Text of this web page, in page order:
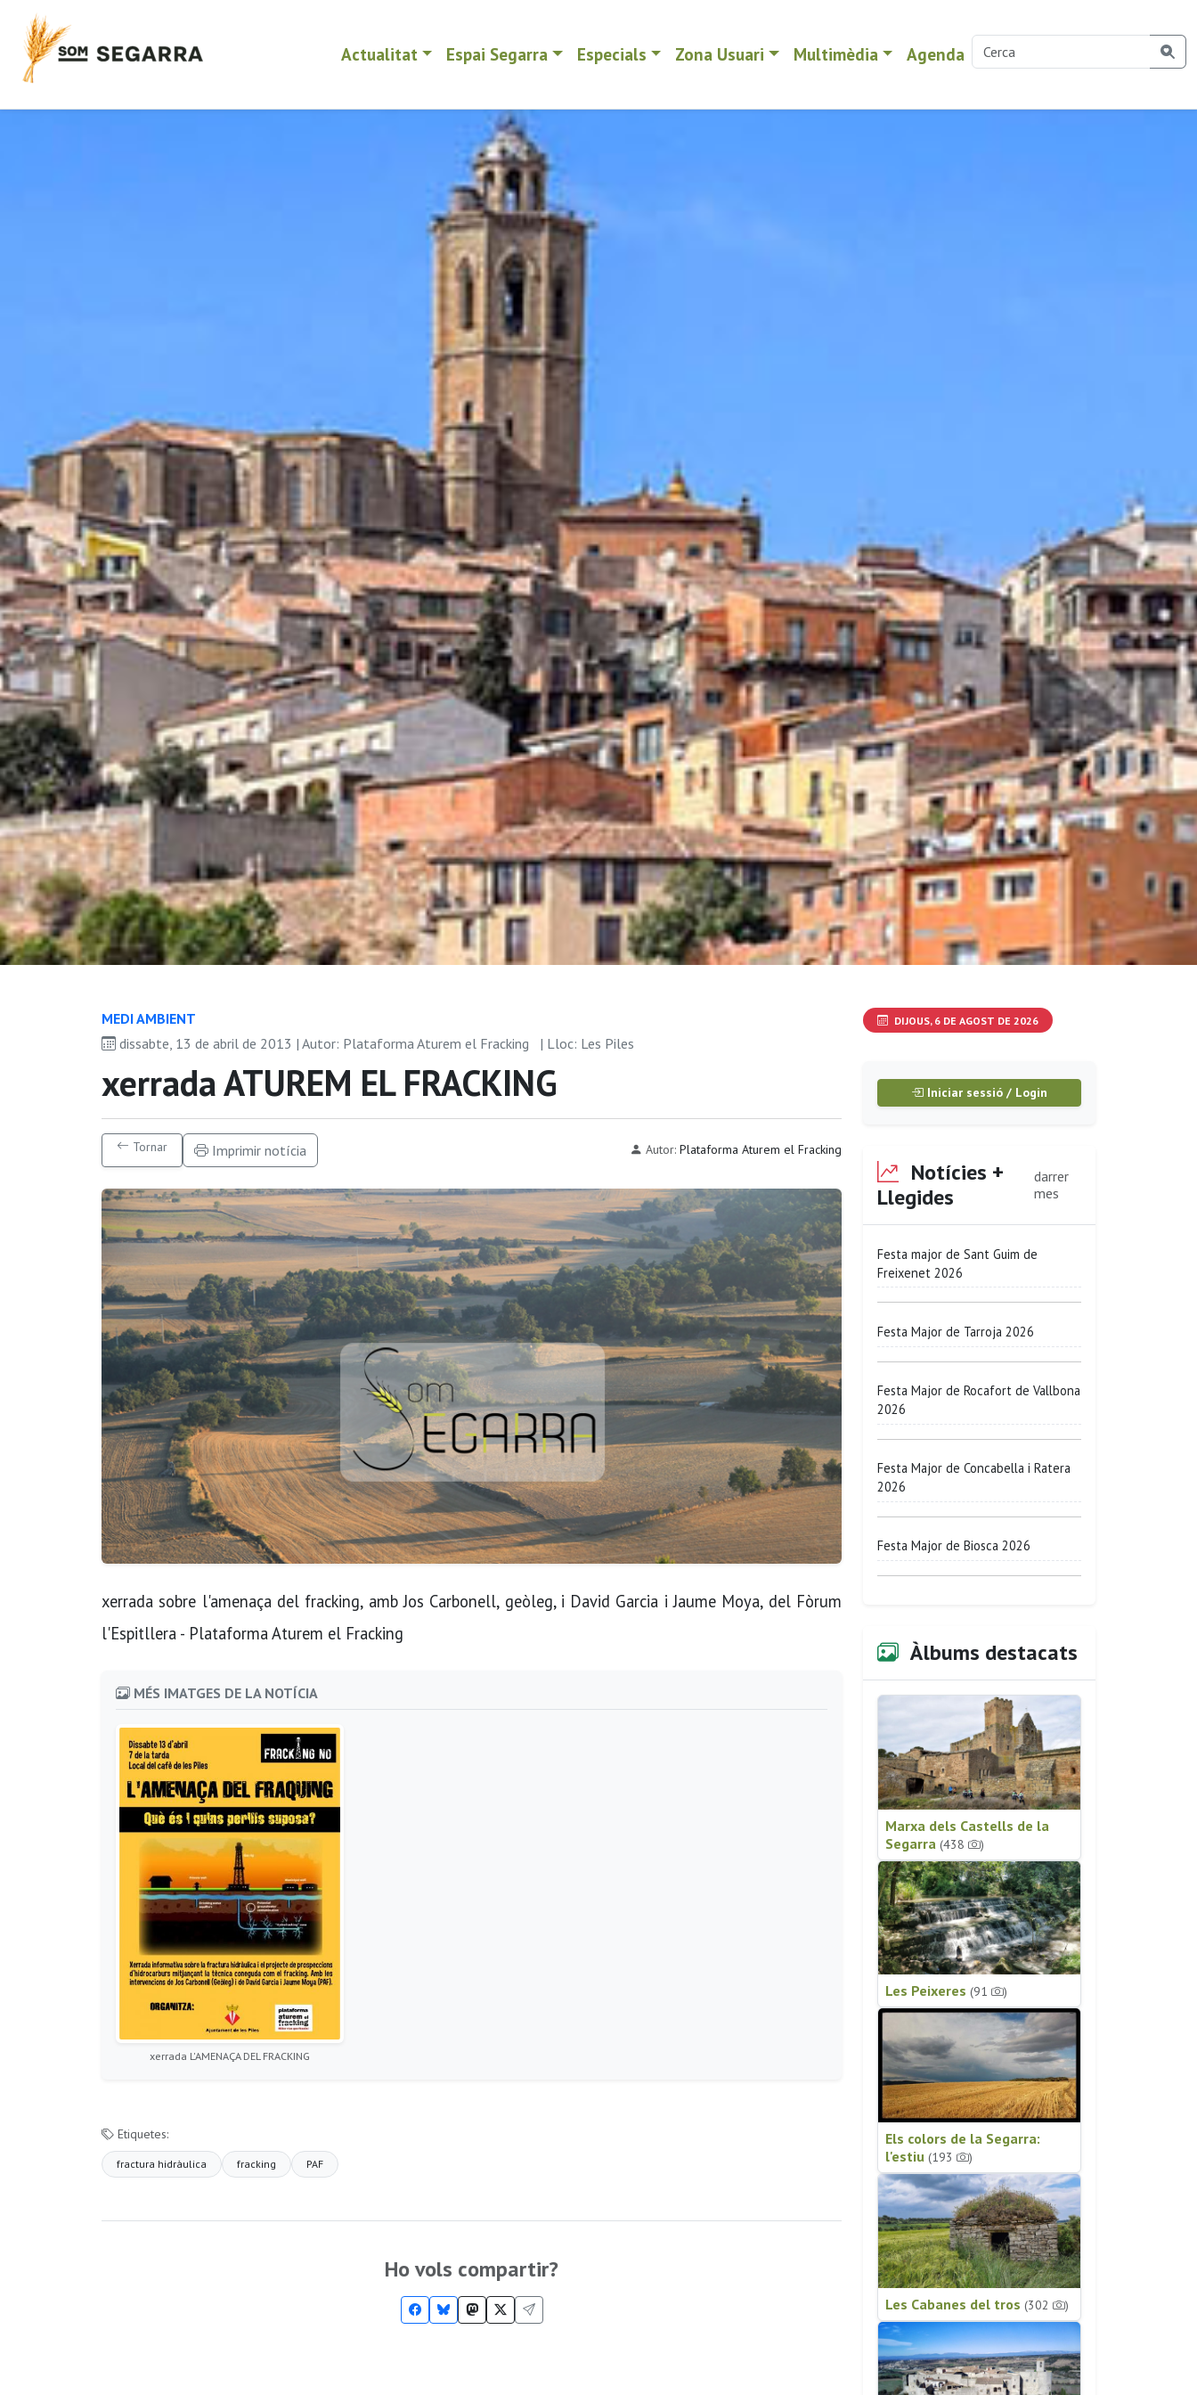
Actualitat Espai Segarra Especials Zona Usuari Multimèdia Agenda
MEDI AMBIENT
dissabte, 13 de abril de 2013 | Autor: Plataforma Aturem el Fracking
| Lloc: Les Piles
xerrada ATUREM EL FRACKING
Tornar Imprimir notícia Autor: Plataforma Aturem el Fracking
xerrada sobre l'amenaça del fracking, amb Jos Carbonell, geòleg, i David Garcia i Jaume Moya, del Fòrum
l'Espitllera - Plataforma Aturem el Fracking
MÉS IMATGES DE LA NOTÍCIA
xerrada L'AMENAÇA DEL FRACKING
Etiquetes:
fractura hidràulica fracking PAF
Ho vols compartir?
DIJOUS, 6 DE AGOST DE 2026
Iniciar sessió / Login
Notícies +
Llegides
darrer
mes
Festa major de Sant Guim de
Freixenet 2026
Festa Major de Tarroja 2026
Festa Major de Rocafort de Vallbona
2026
Festa Major de Concabella i Ratera
2026
Festa Major de Biosca 2026
Àlbums destacats
Marxa dels Castells de la
Segarra (438 )
Les Peixeres (91 )
Els colors de la Segarra:
l'estiu (193 )
Les Cabanes del tros (302 )